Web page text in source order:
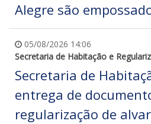
Alegre são
05/08/2026 14:06
Secretaria de Habitação e
Secretaria de
entrega de
regularização de